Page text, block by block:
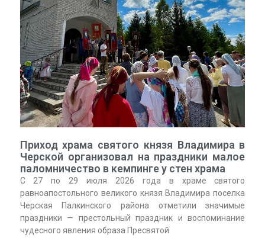
Приход храма святого князя Владимира в
Черской организовал на праздники малое
паломничество в кемпинге у стен храма
С 27 по 29 июля 2026 года в храме святого
равноапостольного великого князя Владимира поселка
Черская Палкинского района отметили значимые
праздники — престольный праздник и воспоминание
чудесного явления образа Пресвятой